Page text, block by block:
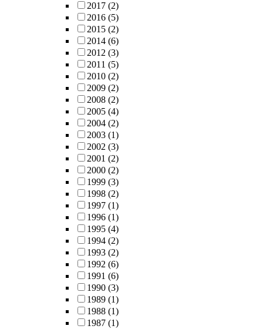
2017 (2)
2016 (5)
2015 (2)
2014 (6)
2012 (3)
2011 (5)
2010 (2)
2009 (2)
2008 (2)
2005 (4)
2004 (2)
2003 (1)
2002 (3)
2001 (2)
2000 (2)
1999 (3)
1998 (2)
1997 (1)
1996 (1)
1995 (4)
1994 (2)
1993 (2)
1992 (6)
1991 (6)
1990 (3)
1989 (1)
1988 (1)
1987 (1)